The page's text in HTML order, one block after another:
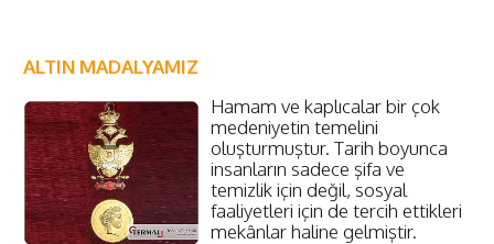
ALTIN MADALYAMIZ
Hamam ve kaplıcalar bir çok
medeniyetin temelini
oluşturmuştur. Tarih boyunca
insanların sadece şifa ve
temizlik için değil, sosyal
faaliyetleri için de tercih ettikleri
mekânlar haline gelmiştir.